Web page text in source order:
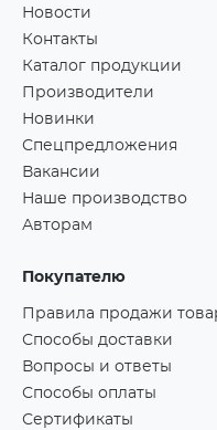
Новости
Контакты
Каталог продукции
Производители
Новинки
Спецпредложения
Вакансии
Наше производство
Авторам
Покупателю
Правила продажи
Способы доставки
Вопросы и ответы
Способы оплаты
Сертификаты